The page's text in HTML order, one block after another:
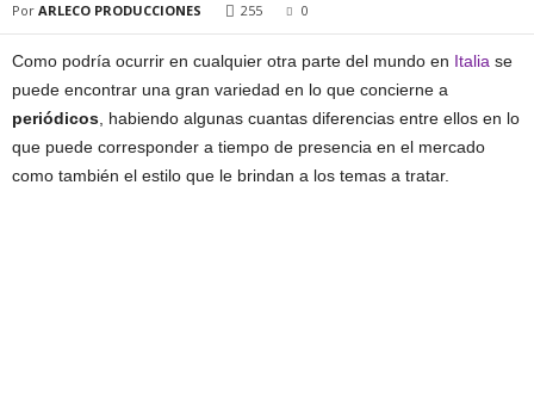
Por ARLECO PRODUCCIONES 255 0
Como podría ocurrir en cualquier otra parte del mundo en Italia se
puede encontrar una gran variedad en lo que concierne a
periódicos , habiendo algunas cuantas diferencias entre ellos en lo
que puede corresponder a tiempo de presencia en el mercado
como también el estilo que le brindan a los temas a tratar.